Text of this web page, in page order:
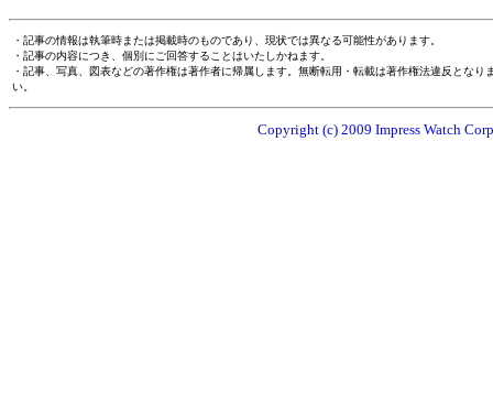
・記事の情報は執筆時または掲載時のものであり、現状では異なる可能性があります。
・記事の内容につき、個別にご回答することはいたしかねます。
・記事、写真、図表などの著作権は著作者に帰属します。無断転用・転載は著作権法違反とな
い。
Copyright (c) 2009 Impress Watch